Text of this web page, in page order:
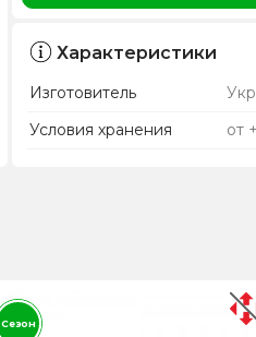
Характеристики
Изготовитель
Условия хранения
от
Сезон